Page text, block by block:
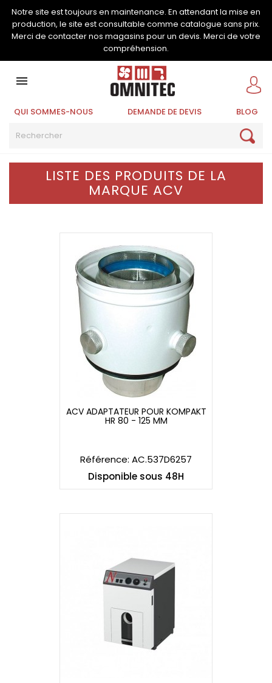
Notre site est toujours en maintenance. En attendant la mise en
production, le site est consultable comme catalogue sans prix.
Merci de contacter nos magasins pour un devis. Merci de votre
compréhension.

QUI SOMMES-NOUS DEMANDE DE DEVIS BLOG
LISTE DES PRODUITS DE LA
MARQUE ACV
ACV ADAPTATEUR POUR KOMPAKT
HR 80 - 125 MM
Référence: AC.537D6257
Disponible sous 48H